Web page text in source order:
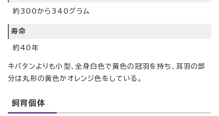
約300から340グラム
寿命
約40年
キバタンよりも小型、全身白色で黄色の冠羽を持ち、耳羽の部
分は丸形の黄色かオレンジ色をしている。
飼育個体